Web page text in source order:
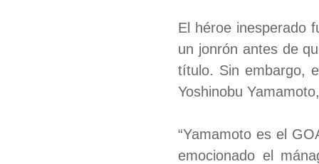
El héroe inesperado
un jonrón antes de
título. Sin embargo,
Yoshinobu
“Yamamoto es el
emocionado el